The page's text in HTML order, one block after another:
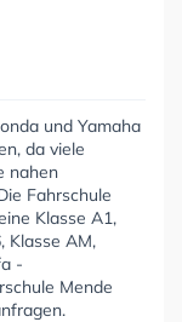
und Yamaha
da viele
nahen
Fahrschule
Klasse A1,
Klasse AM,
-
Mende